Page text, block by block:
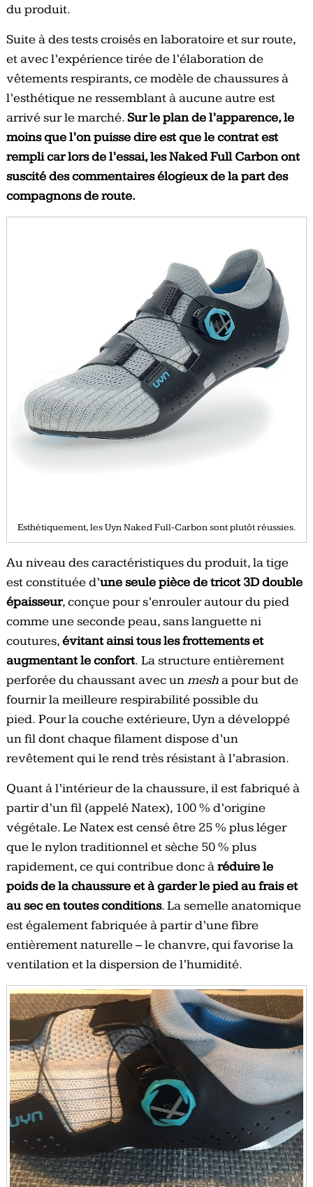
du produit.
Suite à des tests croisés en laboratoire et sur route,
et avec l’expérience tirée de l’élaboration de
vêtements respirants, ce modèle de chaussures à
l’esthétique ne ressemblant à aucune autre est
arrivé sur le marché.Sur le plan de l’apparence, le
moins que l’on puisse dire est que le contrat est
rempli car lors de l’essai, les Naked Full Carbon ont
suscité des commentaires élogieux de la part des
compagnons de route.
Esthétiquement, les Uyn Naked Full-Carbon sont plutôt réussies.
Au niveau des caractéristiques du produit, la tige
est constituée d’une seule pièce de tricot 3D double
épaisseur, conçue pour s’enrouler autour du pied
comme une seconde peau, sans languette ni
coutures,évitant ainsi tous les frottements et
augmentant le confort. La structure entièrement
perforée du chaussant avec unmesha pour but de
fournir la meilleure respirabilité possible du
pied. Pour la couche extérieure, Uyn a développé
un fil dont chaque filament dispose d’un
revêtement qui le rend très résistant à l’abrasion.
Quant à l’intérieur de la chaussure, il est fabriqué à
partir d’un fil (appelé Natex), 100 % d’origine
végétale. Le Natex est censé être 25 % plus léger
que le nylon traditionnel et sèche 50 % plus
rapidement, ce qui contribue donc àréduire le
poids de la chaussure et à garder le pied au frais et
au sec en toutes conditions. La semelle anatomique
est également fabriquée à partir d’une fibre
entièrement naturelle – le chanvre, qui favorise la
ventilation et la dispersion de l’humidité.